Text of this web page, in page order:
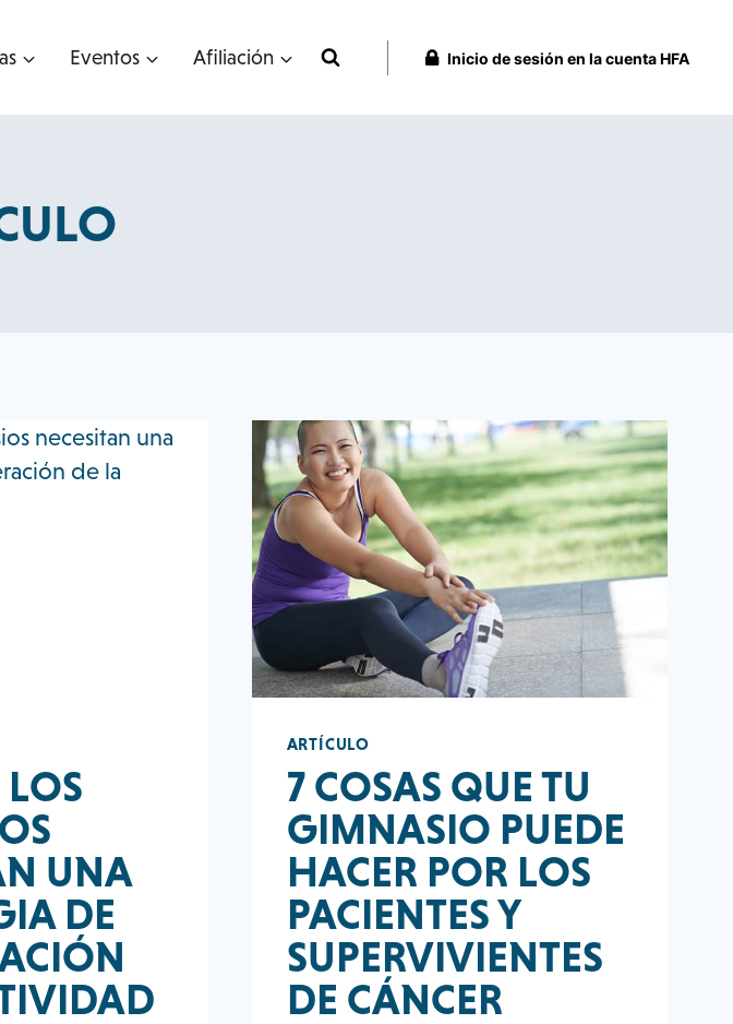
Eventos Afiliación Inicio de sesión en la cuenta HFA
UNA
DE
ARTÍCULO
7 COSAS QUE TU
GIMNASIO PUEDE
HACER POR LOS
PACIENTES Y
SUPERVIVIENTES
DE CÁNCER